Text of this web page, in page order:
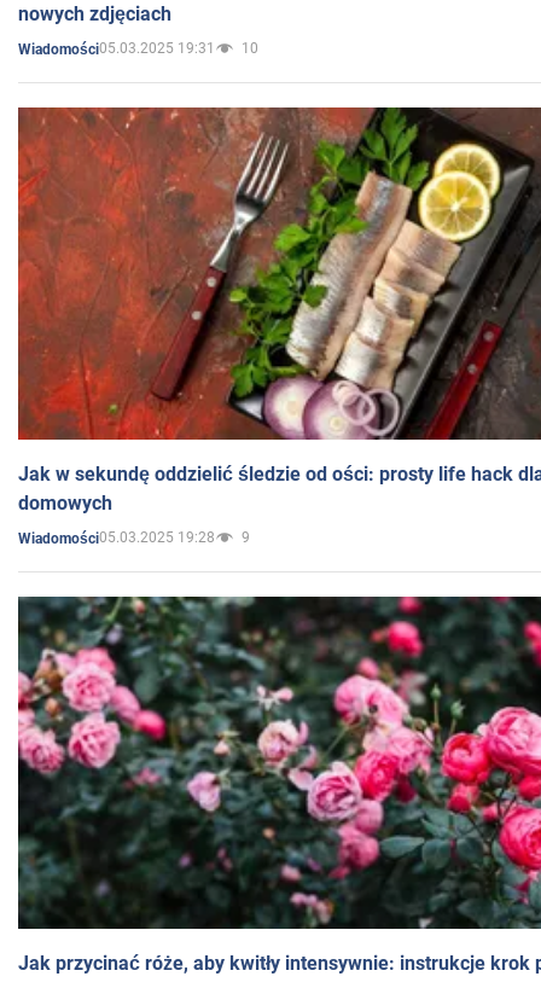
nowych zdjęciach
Wiadomości05.03.2025 19:31 10
Jak w sekundę oddzielić śledzie od ości: prosty life hack
domowych
Wiadomości05.03.2025 19:28 9
Jak przycinać róże, aby kwitły intensywnie: instrukcje krok